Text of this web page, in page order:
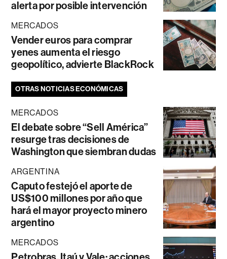
alerta por posible intervención
MERCADOS
Vender euros para comprar
yenes aumenta el riesgo
geopolítico, advierte BlackRock
OTRAS NOTICIAS ECONÓMICAS
MERCADOS
El debate sobre “Sell América”
resurge tras decisiones de
Washington que siembran dudas
ARGENTINA
Caputo festejó el aporte de
US$100 millones por año que
hará el mayor proyecto minero
argentino
MERCADOS